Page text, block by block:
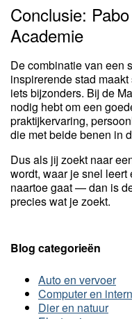
Conclusie:
Academie
De combinatie van een
inspirerende stad
iets bijzonders. Bij de
nodig hebt om een
praktijkervaring,
die met beide benen in
Dus als jij zoekt naar
wordt, waar je snel
naartoe gaat — dan is
precies wat je zoekt.
Blog categorieën
Auto en vervoer
Computer en
Dier en natuur